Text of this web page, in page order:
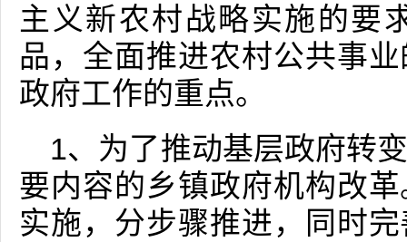
主义新农村战略实施的要
品，全面推进农村公共事
政府工作的重点。
1、为了推动基层政府转
要内容的乡镇政府机构改
实施，分步骤推进，同时